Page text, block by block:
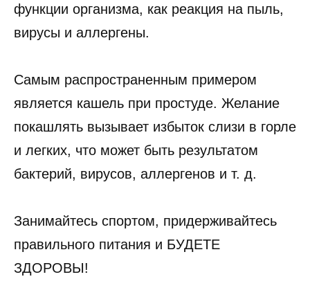
функции организма, как реакция на пыль,
вирусы и аллергены.
Самым распространенным примером
является кашель при простуде. Желание
покашлять вызывает избыток слизи в горле
и легких, что может быть результатом
бактерий, вирусов, аллергенов и т. д.
Занимайтесь спортом, придерживайтесь
правильного питания и БУДЕТЕ
ЗДОРОВЫ!